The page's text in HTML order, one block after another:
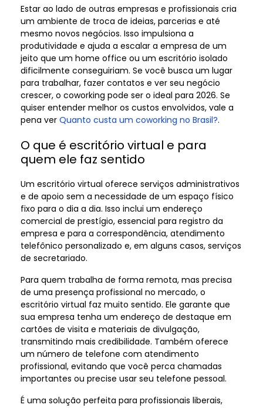
Estar ao lado de outras empresas e profissionais cria
um ambiente de troca de ideias, parcerias e até
mesmo novos negócios. Isso impulsiona a
produtividade e ajuda a escalar a empresa de um
jeito que um home office ou um escritório isolado
dificilmente conseguiriam. Se você busca um lugar
para trabalhar, fazer contatos e ver seu negócio
crescer, o coworking pode ser o ideal para 2026. Se
quiser entender melhor os custos envolvidos, vale a
pena ver Quanto custa um coworking no Brasil?.
O que é escritório virtual e para
quem ele faz sentido
Um escritório virtual oferece serviços administrativos
e de apoio sem a necessidade de um espaço físico
fixo para o dia a dia. Isso inclui um endereço
comercial de prestígio, essencial para registro da
empresa e para a correspondência, atendimento
telefônico personalizado e, em alguns casos, serviços
de secretariado.
Para quem trabalha de forma remota, mas precisa
de uma presença profissional no mercado, o
escritório virtual faz muito sentido. Ele garante que
sua empresa tenha um endereço de destaque em
cartões de visita e materiais de divulgação,
transmitindo mais credibilidade. Também oferece
um número de telefone com atendimento
profissional, evitando que você perca chamadas
importantes ou precise usar seu telefone pessoal.
É uma solução perfeita para profissionais liberais,